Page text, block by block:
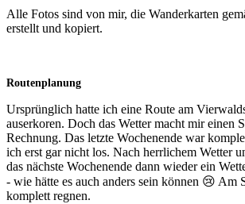
Alle Fotos sind von mir, die Wanderkarten
erstellt und kopiert.
Routenplanung
Ursprünglich hatte ich eine Route am
auserkoren. Doch das Wetter macht mir einen
Rechnung. Das letzte Wochenende war
ich erst gar nicht los. Nach herrlichem Wetter
das nächste Wochenende dann wieder ein
- wie hätte es auch anders sein können 😢 Am
komplett regnen.